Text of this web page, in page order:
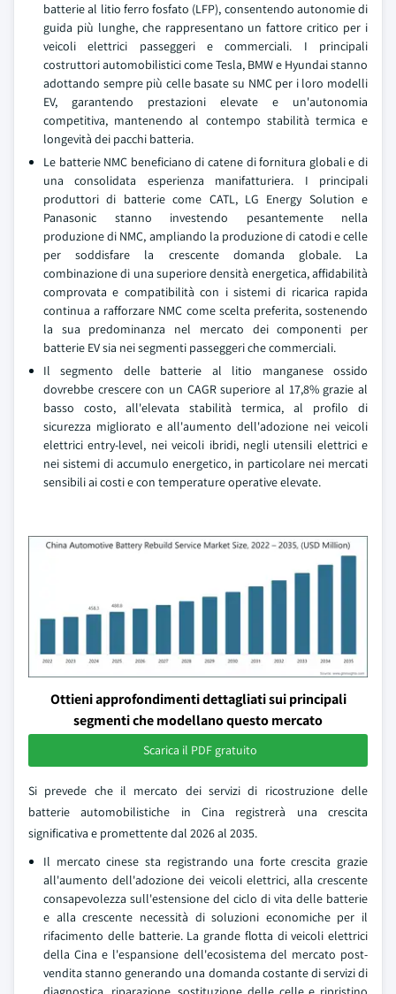
batterie al litio ferro fosfato (LFP), consentendo autonomie di
guida più lunghe, che rappresentano un fattore critico per i
veicoli elettrici passeggeri e commerciali. I principali
costruttori automobilistici come Tesla, BMW e Hyundai stanno
adottando sempre più celle basate su NMC per i loro modelli
EV, garantendo prestazioni elevate e un'autonomia
competitiva, mantenendo al contempo stabilità termica e
longevità dei pacchi batteria.
Le batterie NMC beneficiano di catene di fornitura globali e di
una consolidata esperienza manifatturiera. I principali
produttori di batterie come CATL, LG Energy Solution e
Panasonic stanno investendo pesantemente nella
produzione di NMC, ampliando la produzione di catodi e celle
per soddisfare la crescente domanda globale. La
combinazione di una superiore densità energetica, affidabilità
comprovata e compatibilità con i sistemi di ricarica rapida
continua a rafforzare NMC come scelta preferita, sostenendo
la sua predominanza nel mercato dei componenti per
batterie EV sia nei segmenti passeggeri che commerciali.
Il segmento delle batterie al litio manganese ossido
dovrebbe crescere con un CAGR superiore al 17,8% grazie al
basso costo, all'elevata stabilità termica, al profilo di
sicurezza migliorato e all'aumento dell'adozione nei veicoli
elettrici entry-level, nei veicoli ibridi, negli utensili elettrici e
nei sistemi di accumulo energetico, in particolare nei mercati
sensibili ai costi e con temperature operative elevate.
Ottieni approfondimenti dettagliati sui principali
segmenti che modellano questo mercato
Scarica il PDF gratuito
Si prevede che il mercato dei servizi di ricostruzione delle
batterie automobilistiche in Cina registrerà una crescita
significativa e promettente dal 2026 al 2035.
Il mercato cinese sta registrando una forte crescita grazie
all'aumento dell'adozione dei veicoli elettrici, alla crescente
consapevolezza sull'estensione del ciclo di vita delle batterie
e alla crescente necessità di soluzioni economiche per il
rifacimento delle batterie. La grande flotta di veicoli elettrici
della Cina e l'espansione dell'ecosistema del mercato post-
vendita stanno generando una domanda costante di servizi di